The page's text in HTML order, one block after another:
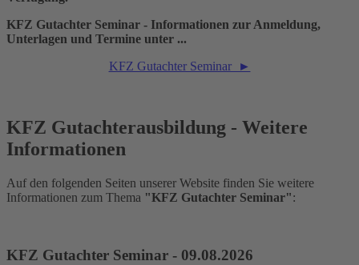
KFZ Gutachter Seminar - Informationen zur Anmeldung,
Unterlagen und Termine unter ...
KFZ Gutachter Seminar ►
KFZ Gutachterausbildung - Weitere
Informationen
Auf den folgenden Seiten unserer Website finden Sie weitere
Informationen zum Thema "KFZ Gutachter Seminar":
KFZ Gutachter Seminar - 09.08.2026